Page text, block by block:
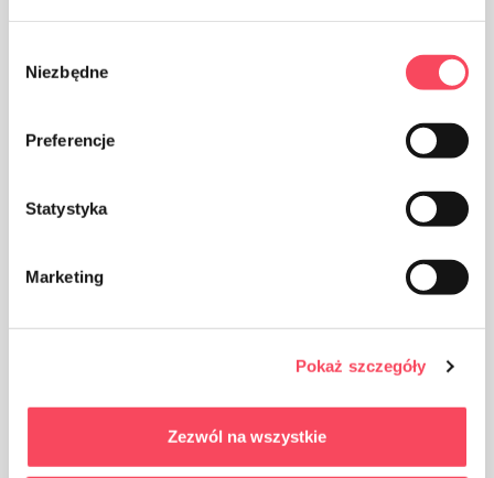
zgody
Niezbędne
Preferencje
Statystyka
Marketing
Pokaż szczegóły
Zezwól na wszystkie
Das Produkt kann nicht in der Mikrowelle verwendet